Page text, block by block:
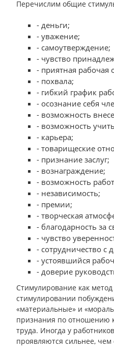
Перечислим общие
- деньги;
- уважение;
- самоутверждение;
- чувство
- приятная рабочая
- похвала;
- гибкий график
- осознание себя
- возможность
- возможность
- карьера;
- товарищеские
- признание заслуг;
- вознаграждение;
- возможность
- независимость;
- премии;
- творческая
- благодарность за
- чувство
- сотрудничество с
- устоявшийся
- доверие
Стимулирование как
стимулировании
«материальные» и
признания по отношению к
труда. Иногда у
проявляются сильнее,